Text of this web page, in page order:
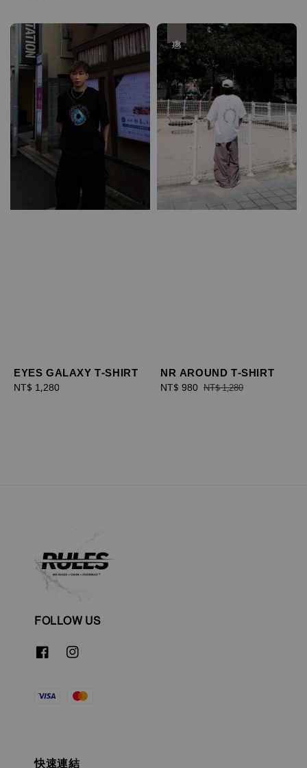
EYES GALAXY T-SHIRT
Regular
NT$ 1,280
NR AROUND T-SHIRT
Sale
NT$ 980 Regular
NT$ 1,280
FOLLOW US
快速連結